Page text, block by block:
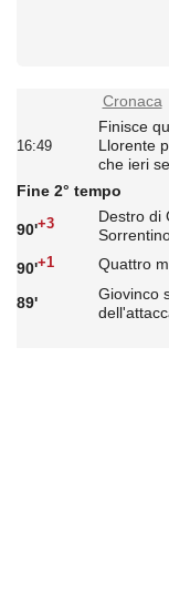
Cronaca
16:49
Finisce
Llorente
che ieri
Fine 2° tempo
90'+3
Destro di
90'+1 Quattro
89'
Giovinco